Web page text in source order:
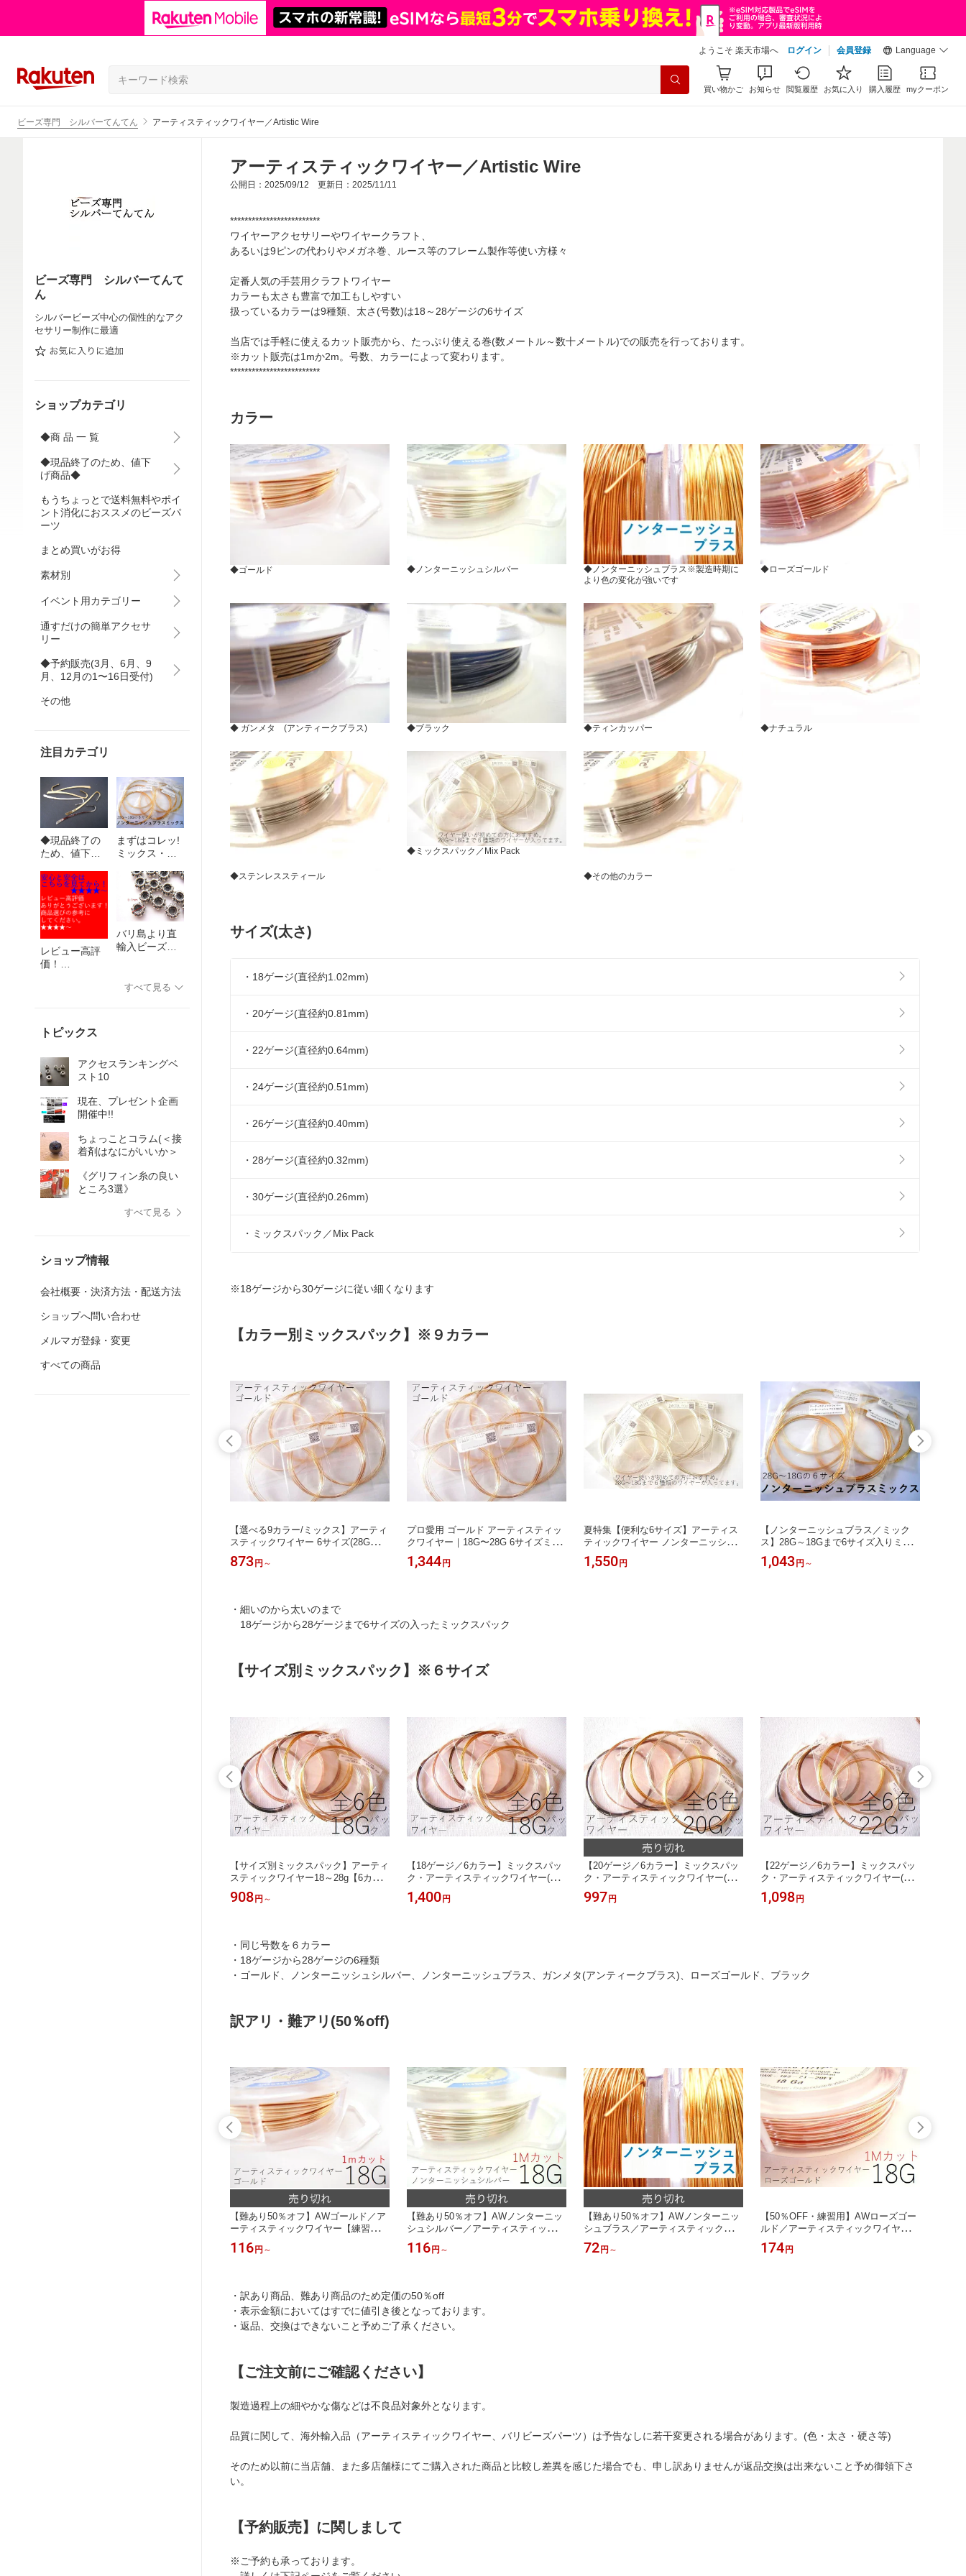
ようこそ 楽天市場へ ログイン 会員登録 Language
買い物かご お知らせ 閲覧履歴 お気に入り 購入履歴 myクーポン
ビーズ専門 シルバーてんてん アーティスティックワイヤー／Artistic Wire
ビーズ専門 シルバーてんて
ん
シルバービーズ中心の個性的なアク
セサリー制作に最適
ショップカテゴリ
◆商 品 一 覧
◆現品終了のため、値下
げ商品◆
もうちょっとで送料無料やポイ
ント消化におススメのビーズパ
ーツ
まとめ買いがお得
素材別
イベント用カテゴリー
通すだけの簡単アクセサ
リー
◆予約販売(3月、6月、9
月、12月の1〜16日受付)
その他
注目カテゴリ
◆現品終了の
ため、値下げ
まずはコレッ!
ミックス・ア
レビュー高評
価！
バリ島より直
輸入ビーズパ
イユ)
すべて見る
トピックス
アクセスランキングベ
スト10
現在、プレゼント企画
開催中!!
ちょっことコラム(＜接
着剤はなにがいいか＞
《グリフィン糸の良い
ところ3選》
すべて見る
ショップ情報
会社概要・決済方法・配送方法
ショップへ問い合わせ
メルマガ登録・変更
すべての商品
アーティスティックワイヤー／Artistic Wire
公開日：2025/09/12 更新日：2025/11/11
*************************
ワイヤーアクセサリーやワイヤークラフト、
あるいは9ピンの代わりやメガネ巻、ルース等のフレーム製作等使い方様々
定番人気の手芸用クラフトワイヤー
カラーも太さも豊富で加工もしやすい
扱っているカラーは9種類、太さ(号数)は18～28ゲージの6サイズ
当店では手軽に使えるカット販売から、たっぷり使える巻(数メートル～数十メートル)での販売を行っております。
※カット販売は1mか2m。号数、カラーによって変わります。
*************************
カラー
◆ゴールド ◆ノンターニッシュシルバー
◆ノンターニッシュブラス※製造時期に
より色の変化が強いです
◆ローズゴールド
◆ ガンメタ (アンティークブラス) ◆ブラック ◆ティンカッパー ◆ナチュラル
◆ステンレススティール
◆ミックスパック／Mix Pack
◆その他のカラー
サイズ(太さ)
・18ゲージ(直径約1.02mm)
・20ゲージ(直径約0.81mm)
・22ゲージ(直径約0.64mm)
・24ゲージ(直径約0.51mm)
・26ゲージ(直径約0.40mm)
・28ゲージ(直径約0.32mm)
・30ゲージ(直径約0.26mm)
・ミックスパック／Mix Pack
※18ゲージから30ゲージに従い細くなります
【カラー別ミックスパック】※９カラー
【選べる9カラー/ミックス】アーティ
スティックワイヤー 6サイズ(28G〜18
G)セット｜大人可愛い色合いで作品格
上げ＊ハンドメイド初心者〜上級者に
873円 ～
プロ愛用 ゴールド アーティスティッ
クワイヤー｜18G〜28G 6サイズミッ
クス｜変色しにくい高品質ワイヤー★
6/15-6/21のウイークリーアクセスラ
1,344円
夏特集【便利な6サイズ】アーティス
ティックワイヤー ノンターニッシュ
シルバー 28G/26G/24G/22G/20G/18G
ミックスパック
1,550円
【ノンターニッシュブラス／ミック
ス】28G～18Gまで6サイズ入りミッ
クスパック・アーティスティックワイ
ヤー(手芸ワイヤー／クラフトワイヤ
1,043円 ～
・細いのから太いのまで
18ゲージから28ゲージまで6サイズの入ったミックスパック
【サイズ別ミックスパック】※６サイズ
【サイズ別ミックスパック】アーティ
スティックワイヤー18～28g【6カラ
ー入り】(手芸ワイヤー／クラフトワ
イヤー)
908円 ～
【18ゲージ／6カラー】ミックスパッ
ク・アーティスティックワイヤー(ゴ
ールド、シルバー、ブラス、ガンメ
タ、ローズゴールド、ブラック)(手芸
1,400円
【20ゲージ／6カラー】ミックスパッ
ク・アーティスティックワイヤー(ゴ
ールド、シルバー、ブラス、ガンメ
タ、ローズゴールド、ブラック)(手芸
997円
【22ゲージ／6カラー】ミックスパッ
ク・アーティスティックワイヤー(ゴ
ールド、シルバー、ブラス、ガンメ
タ、ローズゴールド、ブラック)(手芸
1,098円
・同じ号数を６カラー
・18ゲージから28ゲージの6種類
・ゴールド、ノンターニッシュシルバー、ノンターニッシュブラス、ガンメタ(アンティークブラス)、ローズゴールド、ブラック
訳アリ・難アリ(50％off)
【難あり50％オフ】AWゴールド／ア
ーティスティックワイヤー【練習用、
お試し用に！難有B級品のため定価の
半額】(手芸ワイヤー／クラフトワイ
116円 ～
【難あり50％オフ】AWノンターニッ
シュシルバー／アーティスティックワ
イヤー【練習用、お試し用に！難有B
級品のため定価の半額】(手芸ワイヤ
116円 ～
【難あり50％オフ】AWノンターニッ
シュブラス／アーティスティックワイ
ヤー(手芸ワイヤー／クラフトワイヤ
ー)【練習用、お試し用に！難有B級品
72円 ～
【50％OFF・練習用】AWローズゴー
ルド／アーティスティックワイヤー
〈難ありB級品〉大人アクセの試作に
最適
174円
・訳あり商品、難あり商品のため定価の50％off
・表示金額においてはすでに値引き後となっております。
・返品、交換はできないこと予めご了承ください。
【ご注文前にご確認ください】
製造過程上の細やかな傷などは不良品対象外となります。
品質に関して、海外輸入品（アーティスティックワイヤー、バリビーズパーツ）は予告なしに若干変更される場合があります。(色・太さ・硬さ等)
そのため以前に当店舗、また多店舗様にてご購入された商品と比較し差異を感じた場合でも、申し訳ありませんが返品交換は出来ないこと予め御領下さ
い。
【予約販売】に関しまして
※ご予約も承っております。